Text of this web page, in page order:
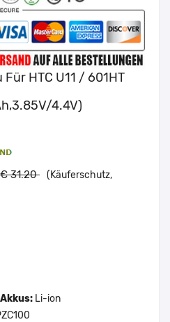
Für HTC U11 / 601HT
4.4V)
€ 31.20 (Käuferschutz,
Li-ion